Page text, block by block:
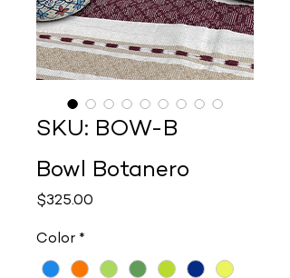
SKU: BOW-B
Bowl Botanero
$325.00
Color *